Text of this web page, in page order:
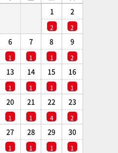
1
2
2
2
6
1
7
1
8
1
9
2
13
1
14
1
15
1
16
1
20
1
21
1
22
4
23
2
27
1
28
1
29
1
30
1